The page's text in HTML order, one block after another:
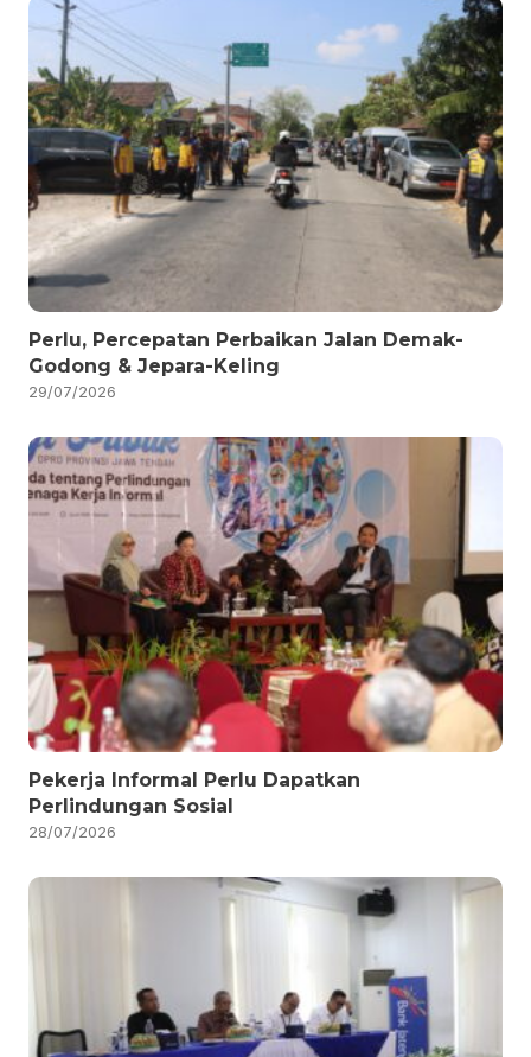
Perlu, Percepatan Perbaikan Jalan Demak-
Godong & Jepara-Keling
29/07/2026
Pekerja Informal Perlu Dapatkan
Perlindungan Sosial
28/07/2026